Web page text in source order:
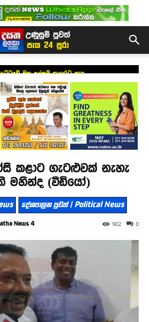
මහ ලේකම් සාගරට ඇප
කළාට ගැටළුවක් නැහැ
මහින්ද (වීඩියෝ)
දේශපාලන පුවත් | Political News
News 4 0
902